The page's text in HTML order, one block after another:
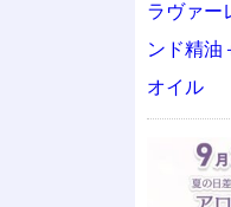
ラヴァー
ンド精油
オイル